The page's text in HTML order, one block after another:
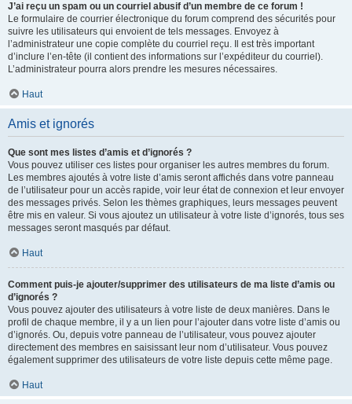
J’ai reçu un spam ou un courriel abusif d’un membre de ce forum !
Le formulaire de courrier électronique du forum comprend des sécurités pour
suivre les utilisateurs qui envoient de tels messages. Envoyez à
l’administrateur une copie complète du courriel reçu. Il est très important
d’inclure l’en-tête (il contient des informations sur l’expéditeur du courriel).
L’administrateur pourra alors prendre les mesures nécessaires.
Haut
Amis et ignorés
Que sont mes listes d’amis et d’ignorés ?
Vous pouvez utiliser ces listes pour organiser les autres membres du forum.
Les membres ajoutés à votre liste d’amis seront affichés dans votre panneau
de l’utilisateur pour un accès rapide, voir leur état de connexion et leur envoyer
des messages privés. Selon les thèmes graphiques, leurs messages peuvent
être mis en valeur. Si vous ajoutez un utilisateur à votre liste d’ignorés, tous ses
messages seront masqués par défaut.
Haut
Comment puis-je ajouter/supprimer des utilisateurs de ma liste d’amis ou
d’ignorés ?
Vous pouvez ajouter des utilisateurs à votre liste de deux manières. Dans le
profil de chaque membre, il y a un lien pour l’ajouter dans votre liste d’amis ou
d’ignorés. Ou, depuis votre panneau de l’utilisateur, vous pouvez ajouter
directement des membres en saisissant leur nom d’utilisateur. Vous pouvez
également supprimer des utilisateurs de votre liste depuis cette même page.
Haut